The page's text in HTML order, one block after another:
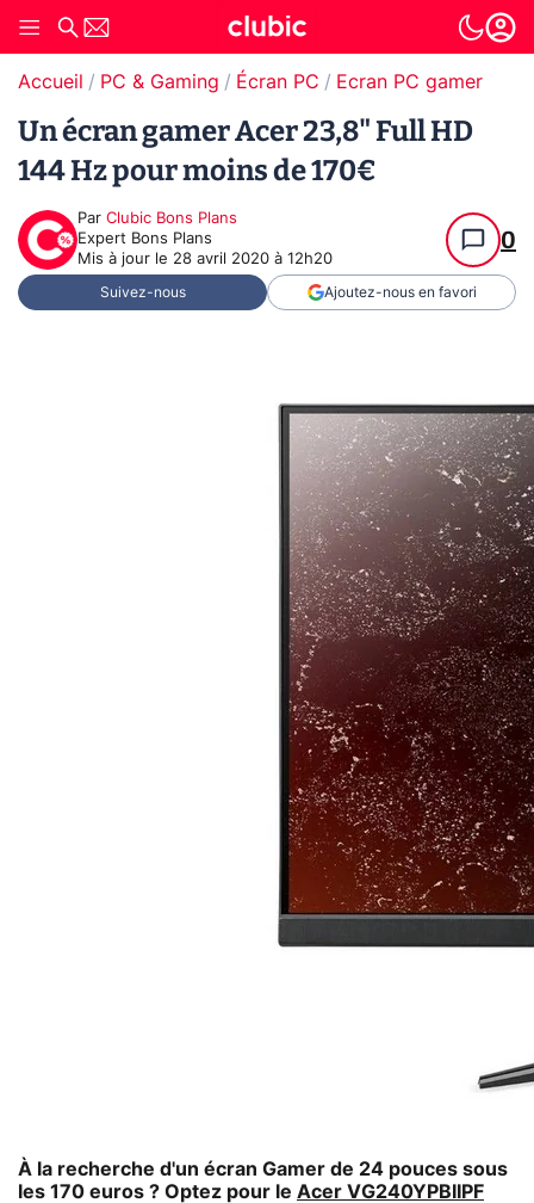
Accueil PC & Gaming Écran PC Ecran PC gamer
Un écran gamer Acer 23,8" Full HD
144 Hz pour moins de 170€
Par Clubic Bons Plans
Expert Bons Plans
Mis à jour le 28 avril 2020 à 12h20
0
Suivez-nous Ajoutez-nous en favori
À la recherche d'un écran Gamer de 24 pouces sous
les 170 euros ? Optez pour le Acer VG240YPBIIPF